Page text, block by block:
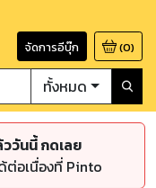
จัดการอีบุ๊ก (0)
ทั้งหมด
วันนี้ กดเลย
ต่อเนื่องที่ Pinto